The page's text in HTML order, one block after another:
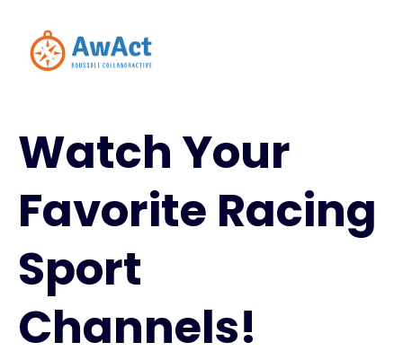
Watch Your
Favorite Racing
Sport
Channels!